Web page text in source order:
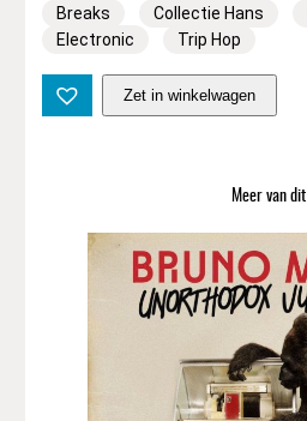
Breaks
Collectie Hans
Electronic
Trip Hop
a
–
n
(
1
2
Zet in winkelwagen
Meer van dit